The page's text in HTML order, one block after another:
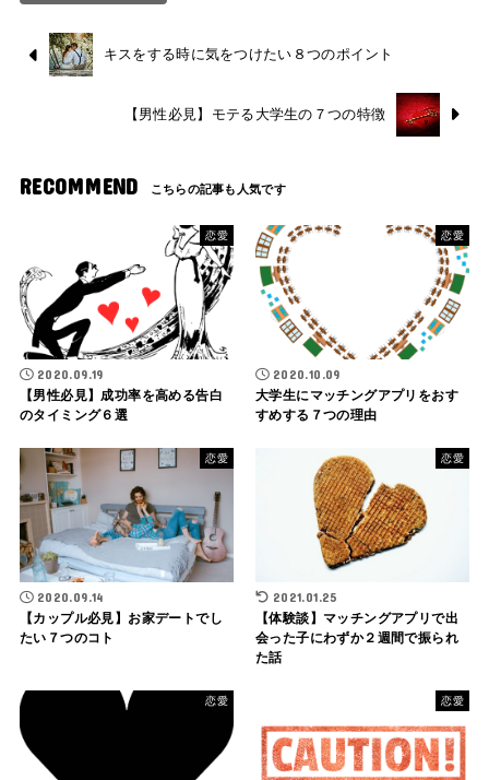
キスをする時に気をつけたい８つのポイント
【男性必見】モテる大学生の７つの特徴
RECOMMEND
恋愛
2020.09.19
【男性必見】成功率を高める告白
のタイミング６選
恋愛
2020.10.09
大学生にマッチングアプリをおす
すめする７つの理由
恋愛
2020.09.14
【カップル必見】お家デートでし
たい７つのコト
恋愛
2021.01.25
【体験談】マッチングアプリで出
会った子にわずか２週間で振られ
た話
恋愛 恋愛